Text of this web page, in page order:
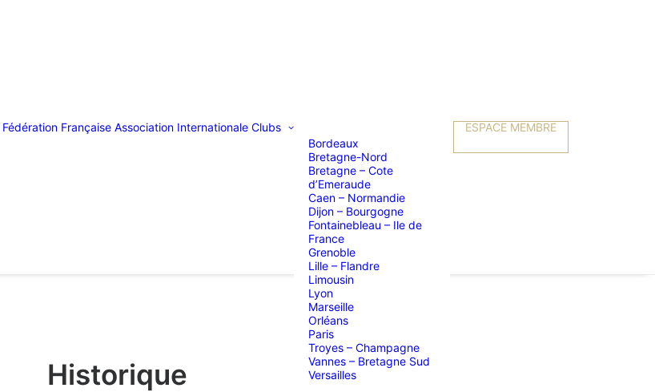
Fédération Française Association Internationale Clubs
Bordeaux
Bretagne-Nord
Bretagne – Cote
d’Emeraude
Caen – Normandie
Dijon – Bourgogne
Fontainebleau – Ile de
France
Grenoble
Lille – Flandre
Limousin
Lyon
Marseille
Orléans
Paris
Troyes – Champagne
Vannes – Bretagne Sud
Versailles
ESPACE MEMBRE
Historique